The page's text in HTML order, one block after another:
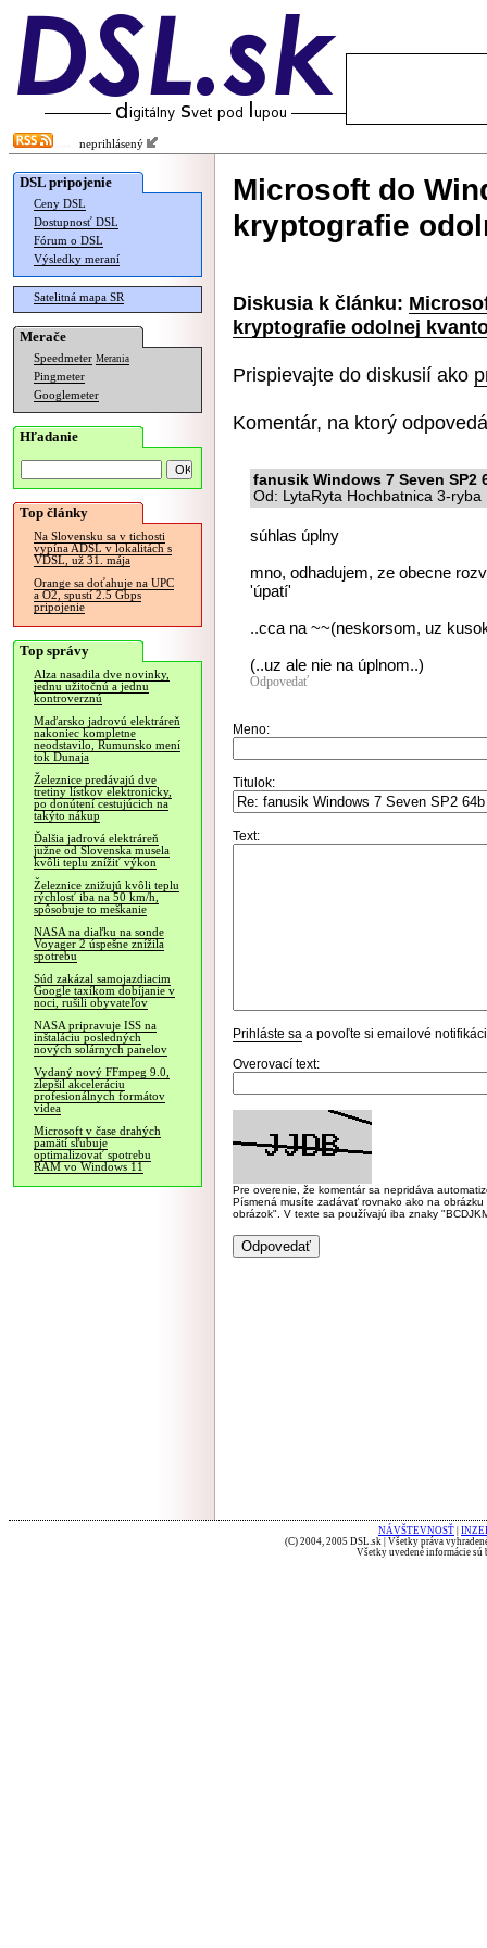
neprihlásený
DSL pripojenie
Ceny DSL
Dostupnosť DSL
Fórum o DSL
Výsledky meraní
Satelitná mapa SR
Merače
Speedmeter Merania
Pingmeter
Googlemeter
Hľadanie
Top články
Na Slovensku sa v tichosti
vypína ADSL v lokalitách s
VDSL, už 31. mája
Orange sa doťahuje na UPC
a O2, spustí 2.5 Gbps
pripojenie
Top správy
Alza nasadila dve novinky,
jednu užitočnú a jednu
kontroverznú
Maďarsko jadrovú elektráreň
nakoniec kompletne
neodstavilo, Rumunsko mení
tok Dunaja
Železnice predávajú dve
tretiny lístkov elektronicky,
po donútení cestujúcich na
takýto nákup
Ďalšia jadrová elektráreň
južne od Slovenska musela
kvôli teplu znížiť výkon
Železnice znižujú kvôli teplu
rýchlosť iba na 50 km/h,
spôsobuje to meškanie
NASA na diaľku na sonde
Voyager 2 úspešne znížila
spotrebu
Súd zakázal samojazdiacim
Google taxíkom dobíjanie v
noci, rušili obyvateľov
NASA pripravuje ISS na
inštaláciu posledných
nových solárnych panelov
Vydaný nový FFmpeg 9.0,
zlepšil akceleráciu
profesionálnych formátov
videa
Microsoft v čase drahých
pamätí sľubuje
optimalizovať spotrebu
RAM vo Windows 11
Microsoft do
kryptografie
Diskusia k článku:
kryptografie odolnej
Prispievajte do diskusií ako
Komentár, na ktorý
fanusik Windows 7 Seven SP2
Od: LytaRyta Hochbatnica 3-
súhlas úplny
mno, odhadujem, ze obecne
'úpatí'
..cca na ~~(neskorsom, uz
(..uz ale nie na úplnom..)
Odpovedať
Meno:
Titulok:
Text:
Prihláste sa a povoľte si emailové
Overovací text:
Pre overenie, že komentár sa nepridáva
Písmená musíte zadávať rovnako ako na
obrázok". V texte sa používajú iba znaky
NÁVŠTEVNOSŤ
(C) 2004, 2005 DSL.sk | Všetky práva
Všetky uvedené informácie sú